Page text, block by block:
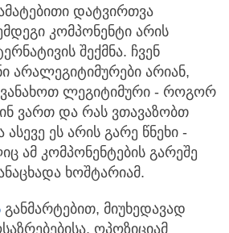
დატვირთვა
კომპონენტი არის
შექმნა. ჩვენ
არალეგიტიმურები არიან,
ვანახოთ ლეგიტიმური - როგორ
ვართ და რას ვთავაზობთ
ეს არის გარე წნეხი -
ამ კომპონენტების გარეშე
ხოშტარიამ.
განმარტებით, მიუხედავად
ოპოზიციამ